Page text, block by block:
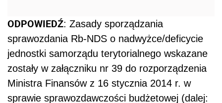
ODPOWIEDŹ: Zasady sporządzania
sprawozdania Rb-NDS o nadwyżce/deficycie
jednostki samorządu terytorialnego wskazane
zostały w załączniku nr 39 do rozporządzenia
Ministra Finansów z 16 stycznia 2014 r. w
sprawie sprawozdawczości budżetowej (dalej: